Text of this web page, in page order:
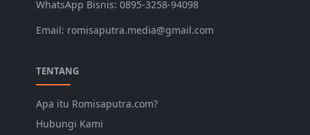
WhatsApp Bisnis: 0895-3258-94098
Email: romisaputra.media@gmail.com
TENTANG
Apa itu Romisaputra.com?
Hubungi Kami